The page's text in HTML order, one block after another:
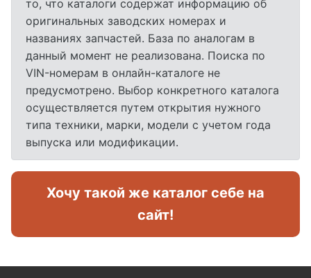
то, что каталоги содержат информацию об
оригинальных заводских номерах и
названиях запчастей. База по аналогам в
данный момент не реализована. Поиска по
VIN-номерам в онлайн-каталоге не
предусмотрено. Выбор конкретного каталога
осуществляется путем открытия нужного
типа техники, марки, модели с учетом года
выпуска или модификации.
Хочу такой же каталог себе на
сайт!